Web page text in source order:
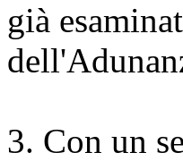
già
3. Con un